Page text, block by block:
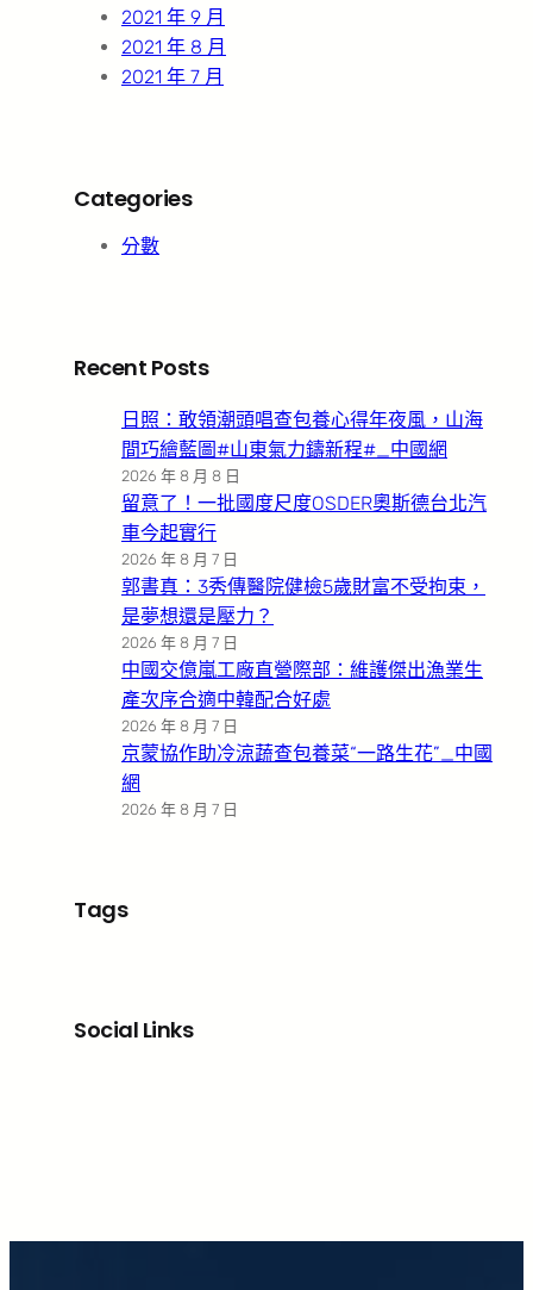
2021 年 9 月
2021 年 8 月
2021 年 7 月
Categories
分數
Recent Posts
日照：敢領潮頭唱查包養心得年夜風，山海
間巧繪藍圖#山東氣力鑄新程#_中國網
2026 年 8 月 8 日
留意了！一批國度尺度OSDER奧斯德台北汽
車今起實行
2026 年 8 月 7 日
郭書真：3秀傳醫院健檢5歲財富不受拘束，
是夢想還是壓力？
2026 年 8 月 7 日
中國交億嵐工廠直營際部：維護傑出漁業生
產次序合適中韓配合好處
2026 年 8 月 7 日
京蒙協作助冷涼蔬查包養菜“一路生花”_中國
網
2026 年 8 月 7 日
Tags
Social Links